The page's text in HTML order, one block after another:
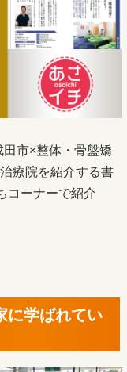
市×整体・骨盤矯
療院を紹介する書
コーナーで紹介
に学ばれてい